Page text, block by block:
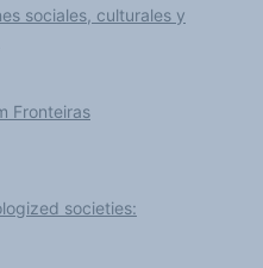
sociales, culturales y
Fronteiras
societies: